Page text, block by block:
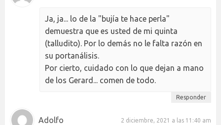
Ja, ja... lo de la "bujía te hace perla"
demuestra que es usted de mi quinta
(talludito). Por lo demás no le falta razón en
su portanálisis.
Por cierto, cuidado con lo que dejan a mano
de los Gerard... comen de todo.
Responder
Adolfo 2 diciembre, 2021 a las 11:40 am